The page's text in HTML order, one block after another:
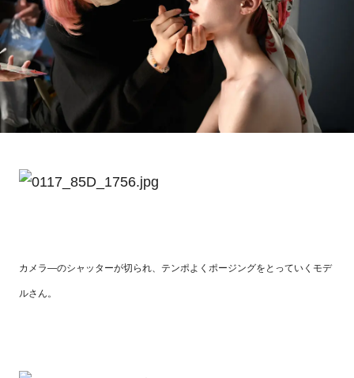
カメラ―のシャッターが切られ、テンポよくポージングをとっていくモデ
ルさん。